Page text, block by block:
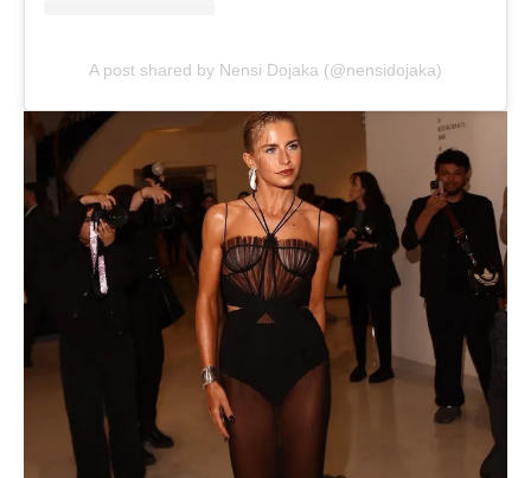
A post shared by Nensi Dojaka (@nensidojaka)